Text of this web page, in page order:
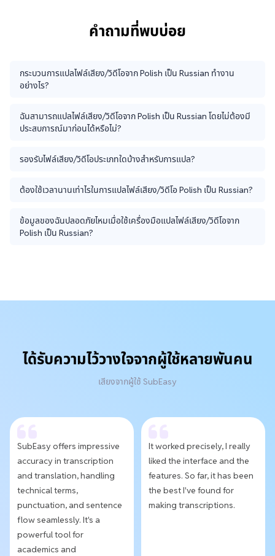
คำถามที่พบบ่อย
กระบวนการแปลไฟล์เสียง/วิดีโอจาก Polish เป็น Russian ทำงาน
อย่างไร?
ฉันสามารถแปลไฟล์เสียง/วิดีโอจาก Polish เป็น Russian โดยไม่ต้องมี
ประสบการณ์มาก่อนได้หรือไม่?
รองรับไฟล์เสียง/วิดีโอประเภทใดบ้างสำหรับการแปล?
ต้องใช้เวลานานเท่าไรในการแปลไฟล์เสียง/วิดีโอ Polish เป็น Russian?
ข้อมูลของฉันปลอดภัยไหมเมื่อใช้เครื่องมือแปลไฟล์เสียง/วิดีโอจาก
Polish เป็น Russian?
ได้รับความไว้วางใจจากผู้ใช้หลายพันคน
เสียงจากผู้ใช้ SubEasy
SubEasy offers impressive
accuracy in transcription
and translation, handling
technical terms,
punctuation, and sentence
flow seamlessly. It's a
powerful tool for
academics and
It worked precisely, I really
liked the interface and the
features. So far, it has been
the best I've found for
making transcriptions.